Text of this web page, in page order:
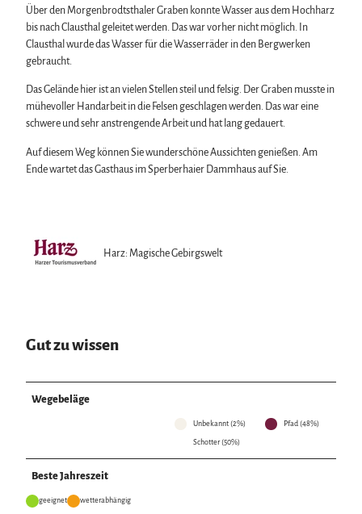
Über den Morgenbrodtsthaler Graben konnte Wasser aus dem Hochharz
bis nach Clausthal geleitet werden. Das war vorher nicht möglich. In
Clausthal wurde das Wasser für die Wasserräder in den Bergwerken
gebraucht.
Das Gelände hier ist an vielen Stellen steil und felsig. Der Graben musste in
mühevoller Handarbeit in die Felsen geschlagen werden. Das war eine
schwere und sehr anstrengende Arbeit und hat lang gedauert.
Auf diesem Weg können Sie wunderschöne Aussichten genießen. Am
Ende wartet das Gasthaus im Sperberhaier Dammhaus auf Sie.
Harz: Magische Gebirgswelt
Gut zu wissen
Wegebeläge
Unbekannt (2%) Pfad (48%)
Schotter (50%)
Beste Jahreszeit
geeignet wetterabhängig